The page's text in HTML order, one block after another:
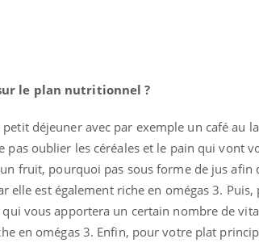
le plan nutritionnel ?
déjeuner avec par exemple un café au
pas oublier les céréales et le pain qui vont
fruit, pourquoi pas sous forme de jus afin
elle est également riche en omégas 3.
vous apportera un certain nombre de
en omégas 3. Enfin, pour votre plat